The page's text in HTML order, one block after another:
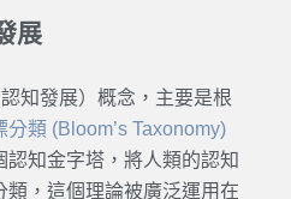
展
知發展）概念，主要是根
類 (Bloom’s Taxonomy)
知金字塔，將人類的認知
類，這個理論被廣泛運用在